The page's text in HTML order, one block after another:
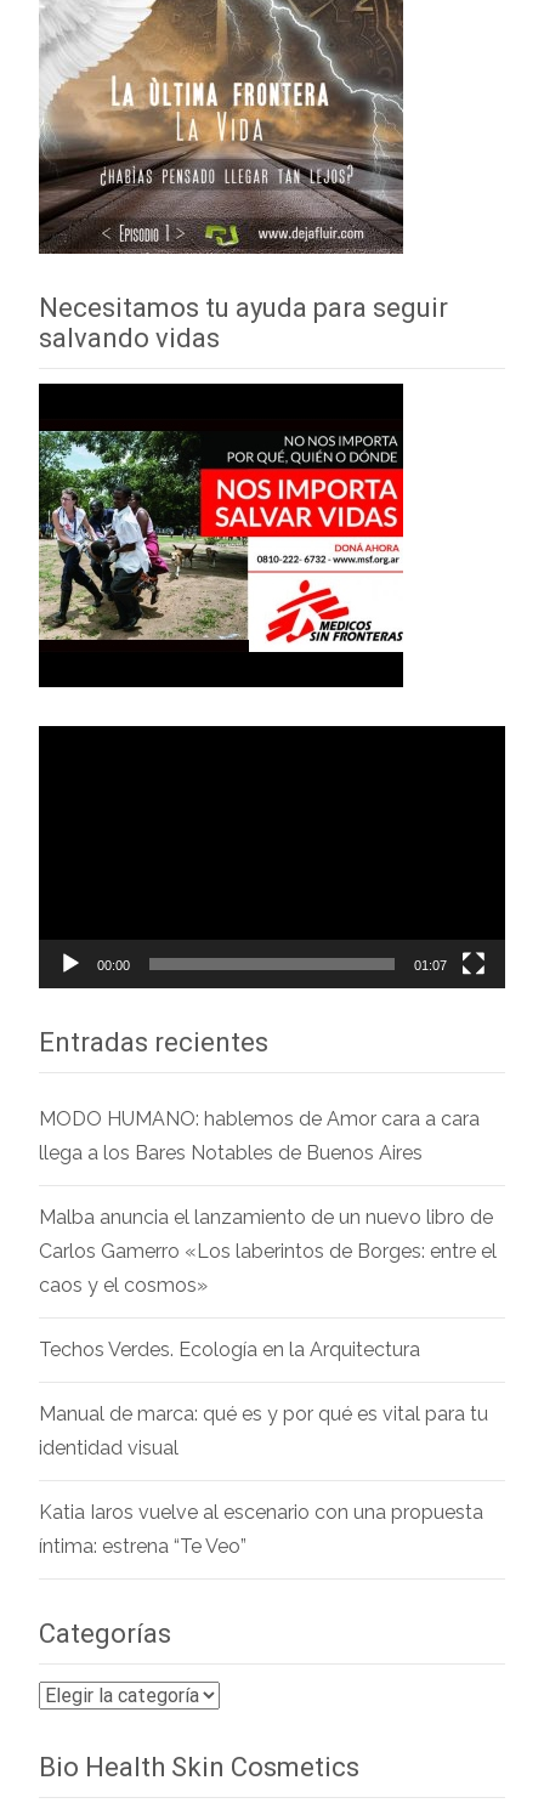
Necesitamos tu ayuda para seguir
salvando vidas
00:00 01:07
Entradas recientes
MODO HUMANO: hablemos de Amor cara a cara
llega a los Bares Notables de Buenos Aires
Malba anuncia el lanzamiento de un nuevo libro de
Carlos Gamerro «Los laberintos de Borges: entre el
caos y el cosmos»
Techos Verdes. Ecología en la Arquitectura
Manual de marca: qué es y por qué es vital para tu
identidad visual
Katia Iaros vuelve al escenario con una propuesta
íntima: estrena “Te Veo”
Categorías
Categorías
Bio Health Skin Cosmetics